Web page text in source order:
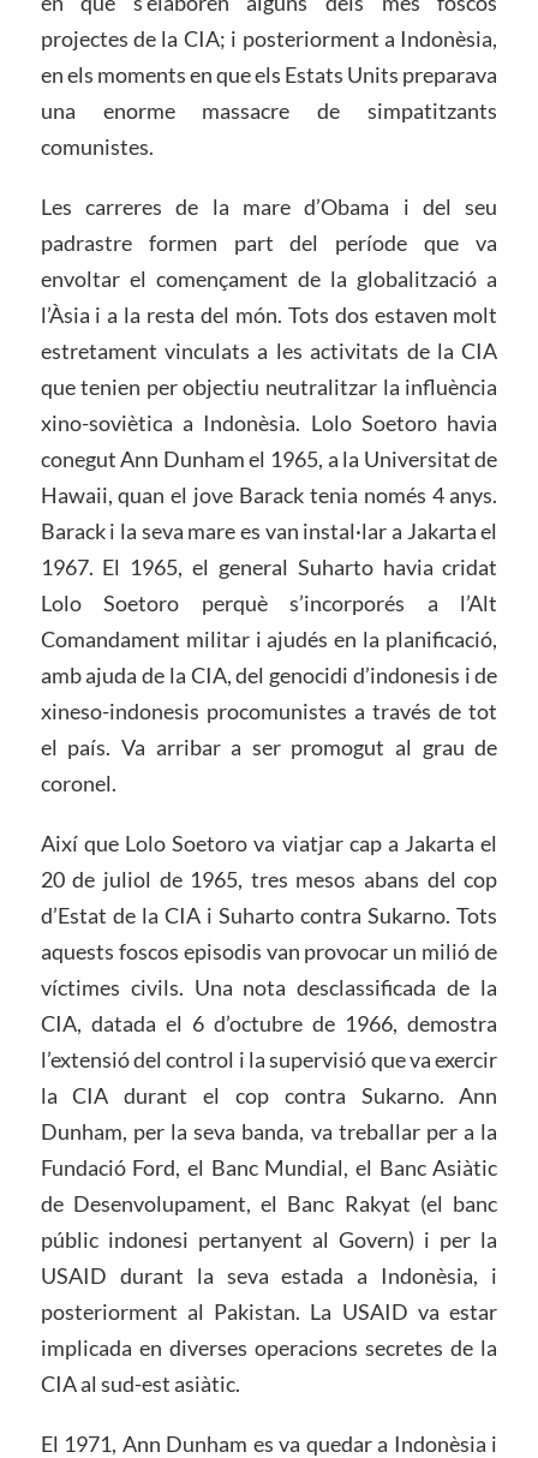
projectes de la CIA; i posteriorment a Indonèsia,
en els moments en que els Estats Units preparava
una enorme massacre de simpatitzants
comunistes.
Les carreres de la mare d’Obama i del seu
padrastre formen part del període que va
envoltar el començament de la globalització a
l’Àsia i a la resta del món. Tots dos estaven molt
estretament vinculats a les activitats de la CIA
que tenien per objectiu neutralitzar la influència
xino-soviètica a Indonèsia. Lolo Soetoro havia
conegut Ann Dunham el 1965, a la Universitat de
Hawaii, quan el jove Barack tenia només 4 anys.
Barack i la seva mare es van instal·lar a Jakarta el
1967. El 1965, el general Suharto havia cridat
Lolo Soetoro perquè s’incorporés a l’Alt
Comandament militar i ajudés en la planificació,
amb ajuda de la CIA, del genocidi d’indonesis i de
xineso-indonesis procomunistes a través de tot
el país. Va arribar a ser promogut al grau de
coronel.
Així que Lolo Soetoro va viatjar cap a Jakarta el
20 de juliol de 1965, tres mesos abans del cop
d’Estat de la CIA i Suharto contra Sukarno. Tots
aquests foscos episodis van provocar un milió de
víctimes civils. Una nota desclassificada de la
CIA, datada el 6 d’octubre de 1966, demostra
l’extensió del control i la supervisió que va exercir
la CIA durant el cop contra Sukarno. Ann
Dunham, per la seva banda, va treballar per a la
Fundació Ford, el Banc Mundial, el Banc Asiàtic
de Desenvolupament, el Banc Rakyat (el banc
públic indonesi pertanyent al Govern) i per la
USAID durant la seva estada a Indonèsia, i
posteriorment al Pakistan. La USAID va estar
implicada en diverses operacions secretes de la
CIA al sud-est asiàtic.
El 1971, Ann Dunham es va quedar a Indonèsia i